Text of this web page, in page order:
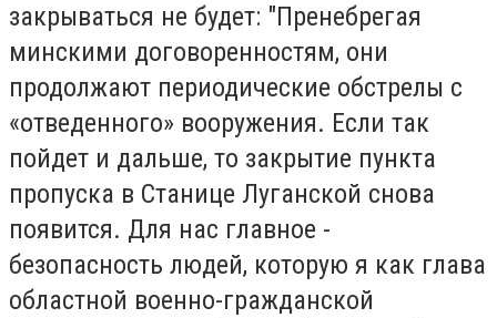
закрываться не будет: "Пренебрегая
минскими договоренностям, они
продолжают периодические обстрелы с
«отведенного» вооружения. Если так
пойдет и дальше, то закрытие пункта
пропуска в Станице Луганской снова
появится. Для нас главное -
безопасность людей, которую я как глава
областной военно-гражданской